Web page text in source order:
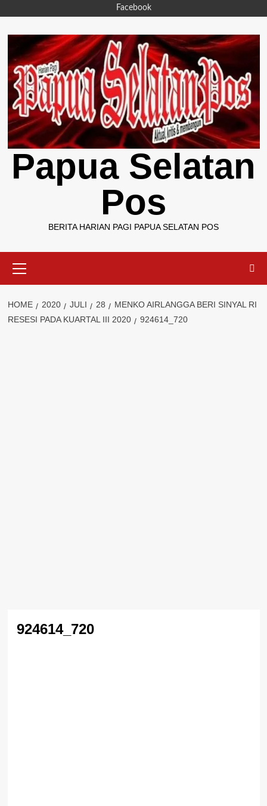
content
Facebook
Papua Selatan
Pos
BERITA HARIAN PAGI PAPUA SELATAN POS
Menu
HOME 2020 JULI 28
MENKO AIRLANGGA BERI SINYAL RI
RESESI PADA KUARTAL III 2020
924614_720
924614_720